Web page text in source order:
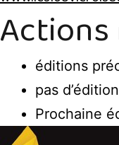
Actions
éditions
pas
Prochaine